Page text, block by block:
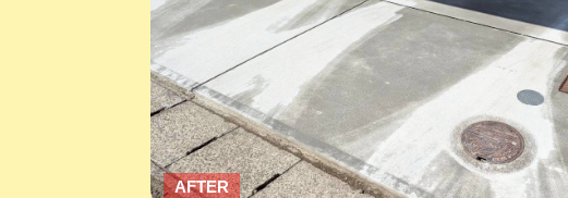
AFTER